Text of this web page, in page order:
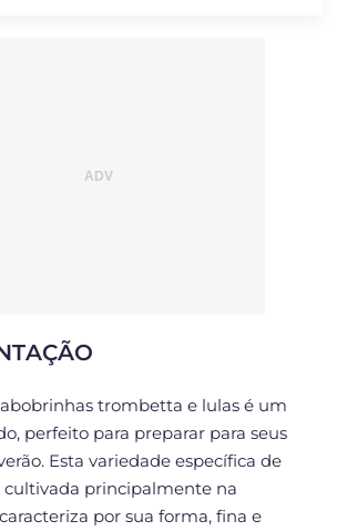
trombetta e lulas é um
perfeito para preparar para seus
Esta variedade específica de
cultivada principalmente na
por sua forma, fina e